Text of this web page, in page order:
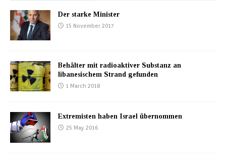
Der starke Minister
15 November 2017
Behälter mit radioaktiver Substanz an
libanesischem Strand gefunden
1 March 2018
Extremisten haben Israel übernommen
25 May 2016